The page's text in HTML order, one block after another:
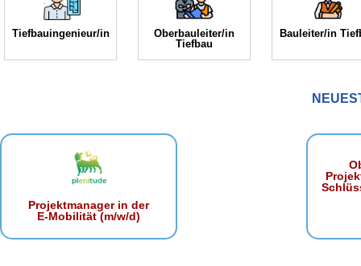
Tiefbauingenieur/in
Oberbauleiter/in
Tiefbau
Bauleiter/in
Projektmanager in der
E‑Mobilität (m/w/d)